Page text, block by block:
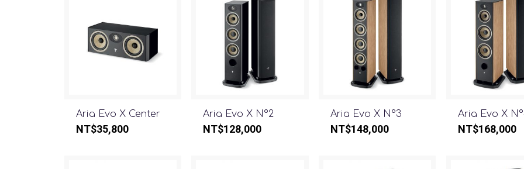
Aria Evo X Center
NT$35,800
Aria Evo X N°2
NT$128,000
Aria Evo X N°3
NT$148,000
Aria Evo X
NT$168,000